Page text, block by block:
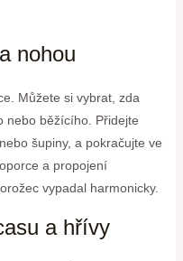
nohou
Můžete si vybrat, zda
nebo běžícího. Přidejte
šupiny, a pokračujte ve
a propojení
vypadal harmonicky.
a hřívy